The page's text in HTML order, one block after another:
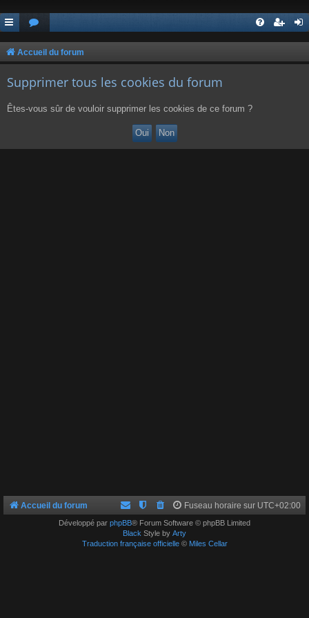
Accueil du forum
Supprimer tous les cookies du forum
Êtes-vous sûr de vouloir supprimer les cookies de ce forum ?
Accueil du forum Fuseau horaire sur UTC+02:00
Développé par phpBB® Forum Software © phpBB Limited
Black Style by Arty
Traduction française officielle© Miles Cellar